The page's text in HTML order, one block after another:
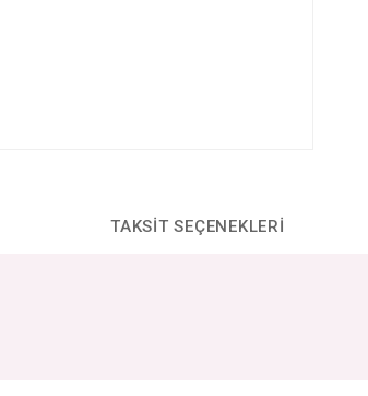
TAKSIT SEÇENEKLERI